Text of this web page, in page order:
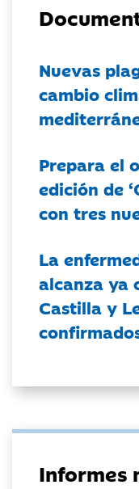
Nuevas
cambio
Prepara el
edición de
con tres
La
alcanza ya
Castilla y
Informes